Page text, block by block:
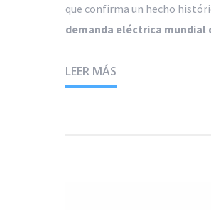
que confirma un hecho
demanda eléctrica mundial
LEER MÁS